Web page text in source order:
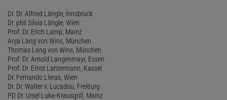
Dr. Dr. Alfried Längle, Innsbruck
Dr. phil Silvia Längle, Wien
Prof. Dr. Erich Lamp, Mainz
Anja Lang von Wins, München
Thomas Lang von Wins, München
Prof. Dr. Arnold Langenmayr, Essen
Prof. Dr. Ernst Lantermann, Kassel
Dr. Fernando Lleras, Wien
Dr. Dr. Walter v. Lucadou, Freiburg
PD Dr. Ursel Luka-Krausgrill, Mainz